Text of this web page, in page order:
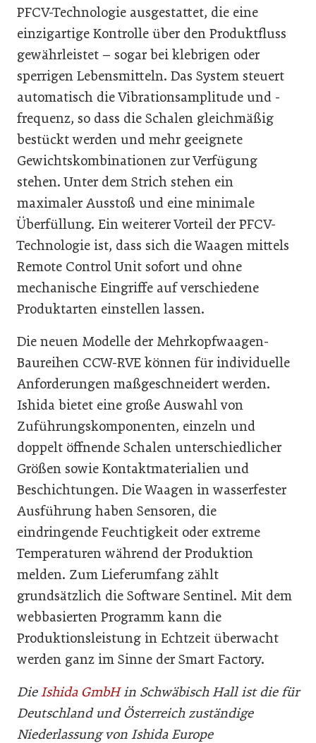
PFCV-Technologie ausgestattet, die eine
einzigartige Kontrolle über den Produktfluss
gewährleistet – sogar bei klebrigen oder
sperrigen Lebensmitteln. Das System steuert
automatisch die Vibrationsamplitude und -
frequenz, so dass die Schalen gleichmäßig
bestückt werden und mehr geeignete
Gewichtskombinationen zur Verfügung
stehen. Unter dem Strich stehen ein
maximaler Ausstoß und eine minimale
Überfüllung. Ein weiterer Vorteil der PFCV-
Technologie ist, dass sich die Waagen mittels
Remote Control Unit sofort und ohne
mechanische Eingriffe auf verschiedene
Produktarten einstellen lassen.
Die neuen Modelle der Mehrkopfwaagen-
Baureihen CCW-RVE können für individuelle
Anforderungen maßgeschneidert werden.
Ishida bietet eine große Auswahl von
Zuführungskomponenten, einzeln und
doppelt öffnende Schalen unterschiedlicher
Größen sowie Kontaktmaterialien und
Beschichtungen. Die Waagen in wasserfester
Ausführung haben Sensoren, die
eindringende Feuchtigkeit oder extreme
Temperaturen während der Produktion
melden. Zum Lieferumfang zählt
grundsätzlich die Software Sentinel. Mit dem
webbasierten Programm kann die
Produktionsleistung in Echtzeit überwacht
werden ganz im Sinne der Smart Factory.
Die Ishida GmbHin Schwäbisch Hall ist die für
Deutschland und Österreich zuständige
Niederlassung von Ishida Europe